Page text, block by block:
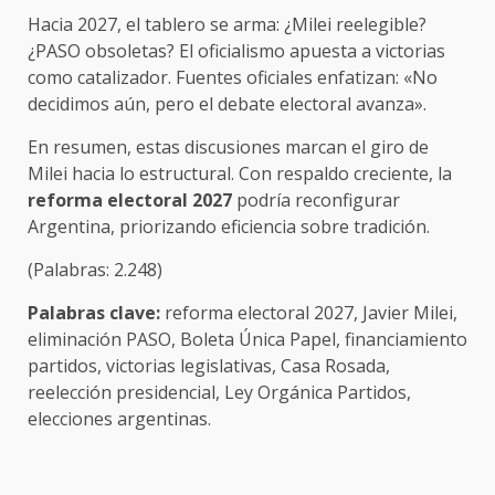
Hacia 2027, el tablero se arma: ¿Milei reelegible?
¿PASO obsoletas? El oficialismo apuesta a victorias
como catalizador. Fuentes oficiales enfatizan: «No
decidimos aún, pero el debate electoral avanza».
En resumen, estas discusiones marcan el giro de
Milei hacia lo estructural. Con respaldo creciente, la
reforma electoral 2027 podría reconfigurar
Argentina, priorizando eficiencia sobre tradición.
(Palabras: 2.248)
Palabras clave: reforma electoral 2027, Javier Milei,
eliminación PASO, Boleta Única Papel, financiamiento
partidos, victorias legislativas, Casa Rosada,
reelección presidencial, Ley Orgánica Partidos,
elecciones argentinas.